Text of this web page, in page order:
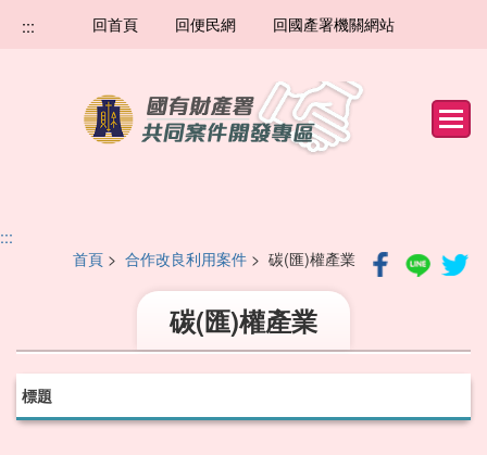
::: 回首頁 回便民網 回國產署機關網站
:::
首頁 > 合作改良利用案件 > 碳(匯)權產業
碳(匯)權產業
標題